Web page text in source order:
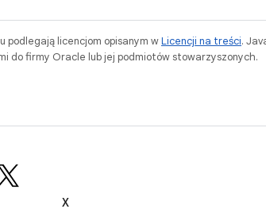
podlegają licencjom opisanym wLicencji na treści.
do firmy Oracle lub jej podmiotów stowarzyszonych.
X